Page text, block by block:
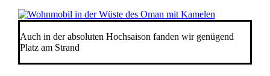
Auch in der absoluten Hochsaison fanden wir genügend
Platz am Strand